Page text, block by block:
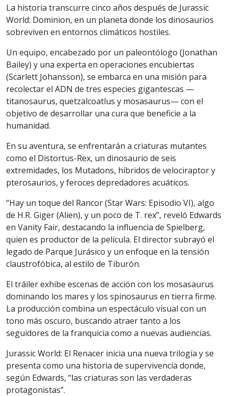
La historia transcurre cinco años después de Jurassic
World: Dominion, en un planeta donde los dinosaurios
sobreviven en entornos climáticos hostiles.
Un equipo, encabezado por un paleontólogo (Jonathan
Bailey) y una experta en operaciones encubiertas
(Scarlett Johansson), se embarca en una misión para
recolectar el ADN de tres especies gigantescas —
titanosaurus, quetzalcoatlus y mosasaurus— con el
objetivo de desarrollar una cura que beneficie a la
humanidad.
En su aventura, se enfrentarán a criaturas mutantes
como el Distortus-Rex, un dinosaurio de seis
extremidades, los Mutadons, híbridos de velociraptor y
pterosaurios, y feroces depredadores acuáticos.
“Hay un toque del Rancor (Star Wars: Episodio VI), algo
de H.R. Giger (Alien), y un poco de T. rex”, reveló Edwards
en Vanity Fair, destacando la influencia de Spielberg,
quien es productor de la película. El director subrayó el
legado de Parque Jurásico y un enfoque en la tensión
claustrofóbica, al estilo de Tiburón.
El tráiler exhibe escenas de acción con los mosasaurus
dominando los mares y los spinosaurus en tierra firme.
La producción combina un espectáculo visual con un
tono más oscuro, buscando atraer tanto a los
seguidores de la franquicia como a nuevas audiencias.
Jurassic World: El Renacer inicia una nueva trilogía y se
presenta como una historia de supervivencia donde,
según Edwards, “las criaturas son las verdaderas
protagonistas”.